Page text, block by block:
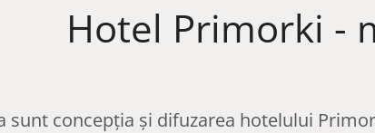
Hotel Primorki -
sunt concepția și difuzarea hotelului